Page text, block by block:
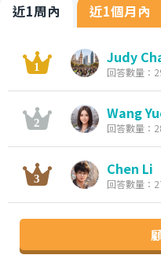
近1周內 近1個月內
Judy
回答數量：
Wang
回答數量：
Chen Li
回答數量：